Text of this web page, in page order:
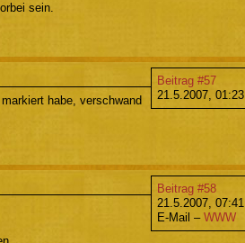
sein.
Beitrag #57
21.5.2007, 01:23
habe, verschwand
Beitrag #58
21.5.2007, 07:41
E-Mail – WWW